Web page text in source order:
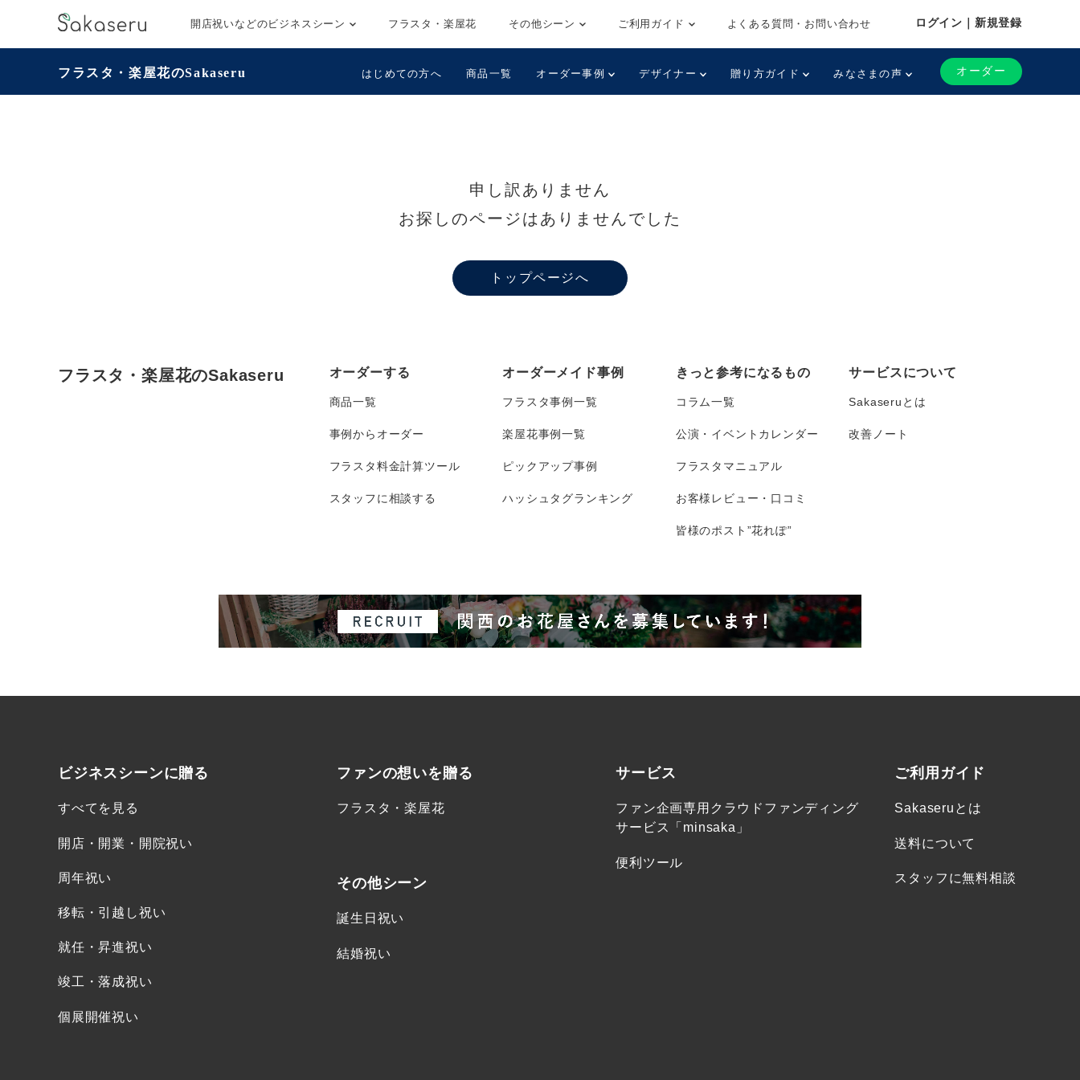
開店祝いなどのビジネスシーン フラスタ・楽屋花 その他シーン ご利用ガイド よくある質問・お問い合わせ ログイン｜新規登録
フラスタ・楽屋花のSakaseru はじめての方へ 商品一覧 オーダー事例 デザイナー 贈り方ガイド みなさまの声 オーダー
申し訳ありません
お探しのページはありませんでした
トップページへ
フラスタ・楽屋花のSakaseru オーダーする
商品一覧
事例からオーダー
フラスタ料金計算ツール
スタッフに相談する
オーダーメイド事例
フラスタ事例一覧
楽屋花事例一覧
ピックアップ事例
ハッシュタグランキング
きっと参考になるもの
コラム一覧
公演・イベントカレンダー
フラスタマニュアル
お客様レビュー・口コミ
皆様のポスト”花れぽ”
サービスについて
Sakaseruとは
改善ノート
ビジネスシーンに贈る
すべてを見る
開店・開業・開院祝い
周年祝い
移転・引越し祝い
就任・昇進祝い
竣工・落成祝い
個展開催祝い
ファンの想いを贈る
フラスタ・楽屋花
その他シーン
誕生日祝い
結婚祝い
サービス
ファン企画専用クラウドファンディング
サービス「minsaka」
便利ツール
ご利用ガイド
Sakaseruとは
送料について
スタッフに無料相談